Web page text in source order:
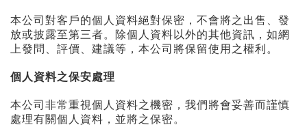
本公司對客戶的個人資料絕對保密，不會將之出售、發
放或披露至第三者。除個人資料以外的其他資訊，如網
上發問、評價、建議等，本公司將保留使用之權利。
個人資料之保安處理
本公司非常重視個人資料之機密，我們將會妥善而謹慎
處理有關個人資料，並將之保密。